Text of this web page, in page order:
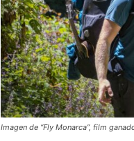
Imagen de “Fly Monarca”, film